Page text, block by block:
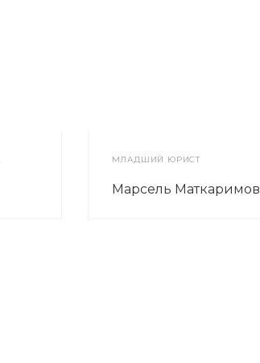
МЛАДШИЙ ЮРИСТ
Марсель Маткаримов